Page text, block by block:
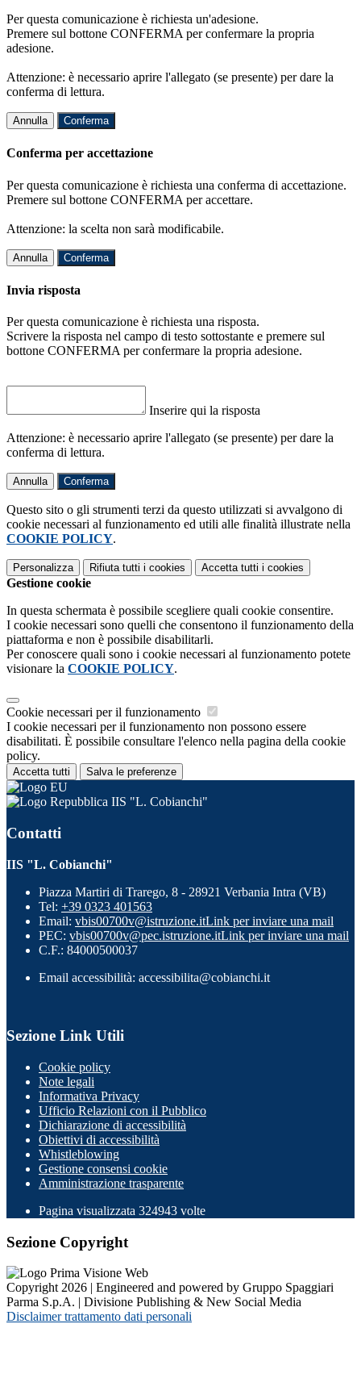
Per questa comunicazione è richiesta un'adesione.
Premere sul bottone CONFERMA per confermare la propria
adesione.
Attenzione: è necessario aprire l'allegato (se presente) per dare la
conferma di lettura.
Annulla Conferma
Conferma per accettazione
Per questa comunicazione è richiesta una conferma di accettazione.
Premere sul bottone CONFERMA per accettare.
Attenzione: la scelta non sarà modificabile.
Annulla Conferma
Invia risposta
Per questa comunicazione è richiesta una risposta.
Scrivere la risposta nel campo di testo sottostante e premere sul
bottone CONFERMA per confermare la propria adesione.
Inserire qui la risposta
Attenzione: è necessario aprire l'allegato (se presente) per dare la
conferma di lettura.
Annulla Conferma
Questo sito o gli strumenti terzi da questo utilizzati si avvalgono di
cookie necessari al funzionamento ed utili alle finalità illustrate nella
COOKIE POLICY.
Personalizza Rifiuta tutti i cookies Accetta tutti i cookies
Gestione cookie
In questa schermata è possibile scegliere quali cookie consentire.
I cookie necessari sono quelli che consentono il funzionamento della
piattaforma e non è possibile disabilitarli.
Per conoscere quali sono i cookie necessari al funzionamento potete
visionare la COOKIE POLICY.
Cookie necessari per il funzionamento
I cookie necessari per il funzionamento non possono essere
disabilitati. È possibile consultare l'elenco nella pagina della cookie
policy.
Accetta tutti Salva le preferenze
IIS "L. Cobianchi"
Contatti
IIS "L. Cobianchi"
Piazza Martiri di Trarego, 8 - 28921 Verbania Intra (VB)
Tel: +39 0323 401563
Email: vbis00700v@istruzione.itLink per inviare una mail
PEC: vbis00700v@pec.istruzione.itLink per inviare una mail
C.F.: 84000500037
Email accessibilità: accessibilita@cobianchi.it
Sezione Link Utili
Cookie policy
Note legali
Informativa Privacy
Ufficio Relazioni con il Pubblico
Dichiarazione di accessibilità
Obiettivi di accessibilità
Whistleblowing
Gestione consensi cookie
Amministrazione trasparente
Pagina visualizzata 324943 volte
Sezione Copyright
Copyright 2026 | Engineered and powered by Gruppo Spaggiari
Parma S.p.A. | Divisione Publishing & New Social Media
Disclaimer trattamento dati personali